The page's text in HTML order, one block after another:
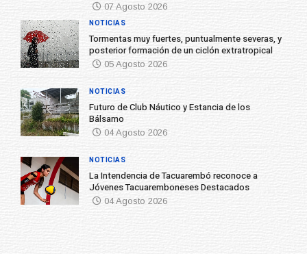
07 Agosto 2026
Tormentas muy fuertes, puntualmente severas, y
posterior formación de un ciclón extratropical
05 Agosto 2026
NOTICIAS
Futuro de Club Náutico y Estancia de los
Bálsamo
04 Agosto 2026
NOTICIAS
La Intendencia de Tacuarembó reconoce a
Jóvenes Tacuaremboneses Destacados
04 Agosto 2026
NOTICIAS